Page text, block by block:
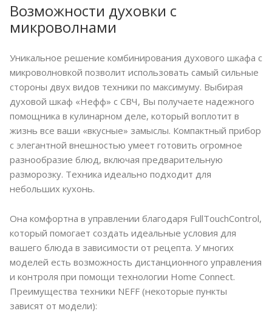
Возможности духовки с
микроволнами
Уникальное решение комбинирования духового шкафа с
микроволновкой позволит использовать самый сильные
стороны двух видов техники по максимуму. Выбирая
духовой шкаф «Нефф» с СВЧ, Вы получаете надежного
помощника в кулинарном деле, который воплотит в
жизнь все ваши «вкусные» замыслы. Компактный прибор
с элегантной внешностью умеет готовить огромное
разнообразие блюд, включая предварительную
разморозку. Техника идеально подходит для
небольших кухонь.
Она комфортна в управлении благодаря FullTouchControl,
который помогает создать идеальные условия для
вашего блюда в зависимости от рецепта. У многих
моделей есть возможность дистанционного управления
и контроля при помощи технологии Home Connect.
Преимущества техники NEFF (некоторые пункты
зависят от модели):